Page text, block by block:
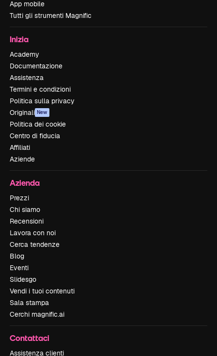
App mobile
Tutti gli strumenti Magnific
Inizia
Academy
Documentazione
Assistenza
Termini e condizioni
Politica sulla privacy
Originali New
Politica dei cookie
Centro di fiducia
Affiliati
Aziende
Azienda
Prezzi
Chi siamo
Recensioni
Lavora con noi
Cerca tendenze
Blog
Eventi
Slidesgo
Vendi i tuoi contenuti
Sala stampa
Cerchi magnific.ai
Contattaci
Assistenza clienti